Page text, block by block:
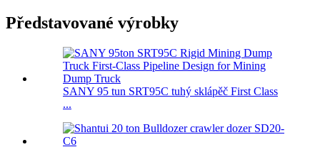
Představované výrobky
SANY 95 tun SRT95C tuhý sklápěč First Class
...